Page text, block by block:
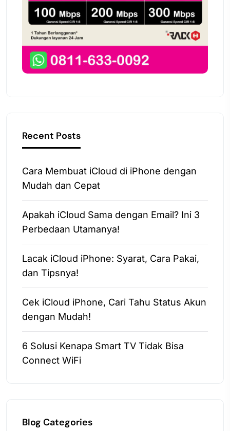
Recent Posts
Cara Membuat iCloud di iPhone dengan
Mudah dan Cepat
Apakah iCloud Sama dengan Email? Ini 3
Perbedaan Utamanya!
Lacak iCloud iPhone: Syarat, Cara Pakai,
dan Tipsnya!
Cek iCloud iPhone, Cari Tahu Status Akun
dengan Mudah!
6 Solusi Kenapa Smart TV Tidak Bisa
Connect WiFi
Blog Categories